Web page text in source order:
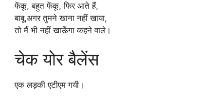
फेंकू, बहुत फेंकू, फिर आते हैं,
बाबू,अगर तुमने खाना नहीं खाया,
तो मैं भी नहीं खाऊँगा कहने वाले।
चेक योर बैलेंस
एक लड़की एटीएम गयी।